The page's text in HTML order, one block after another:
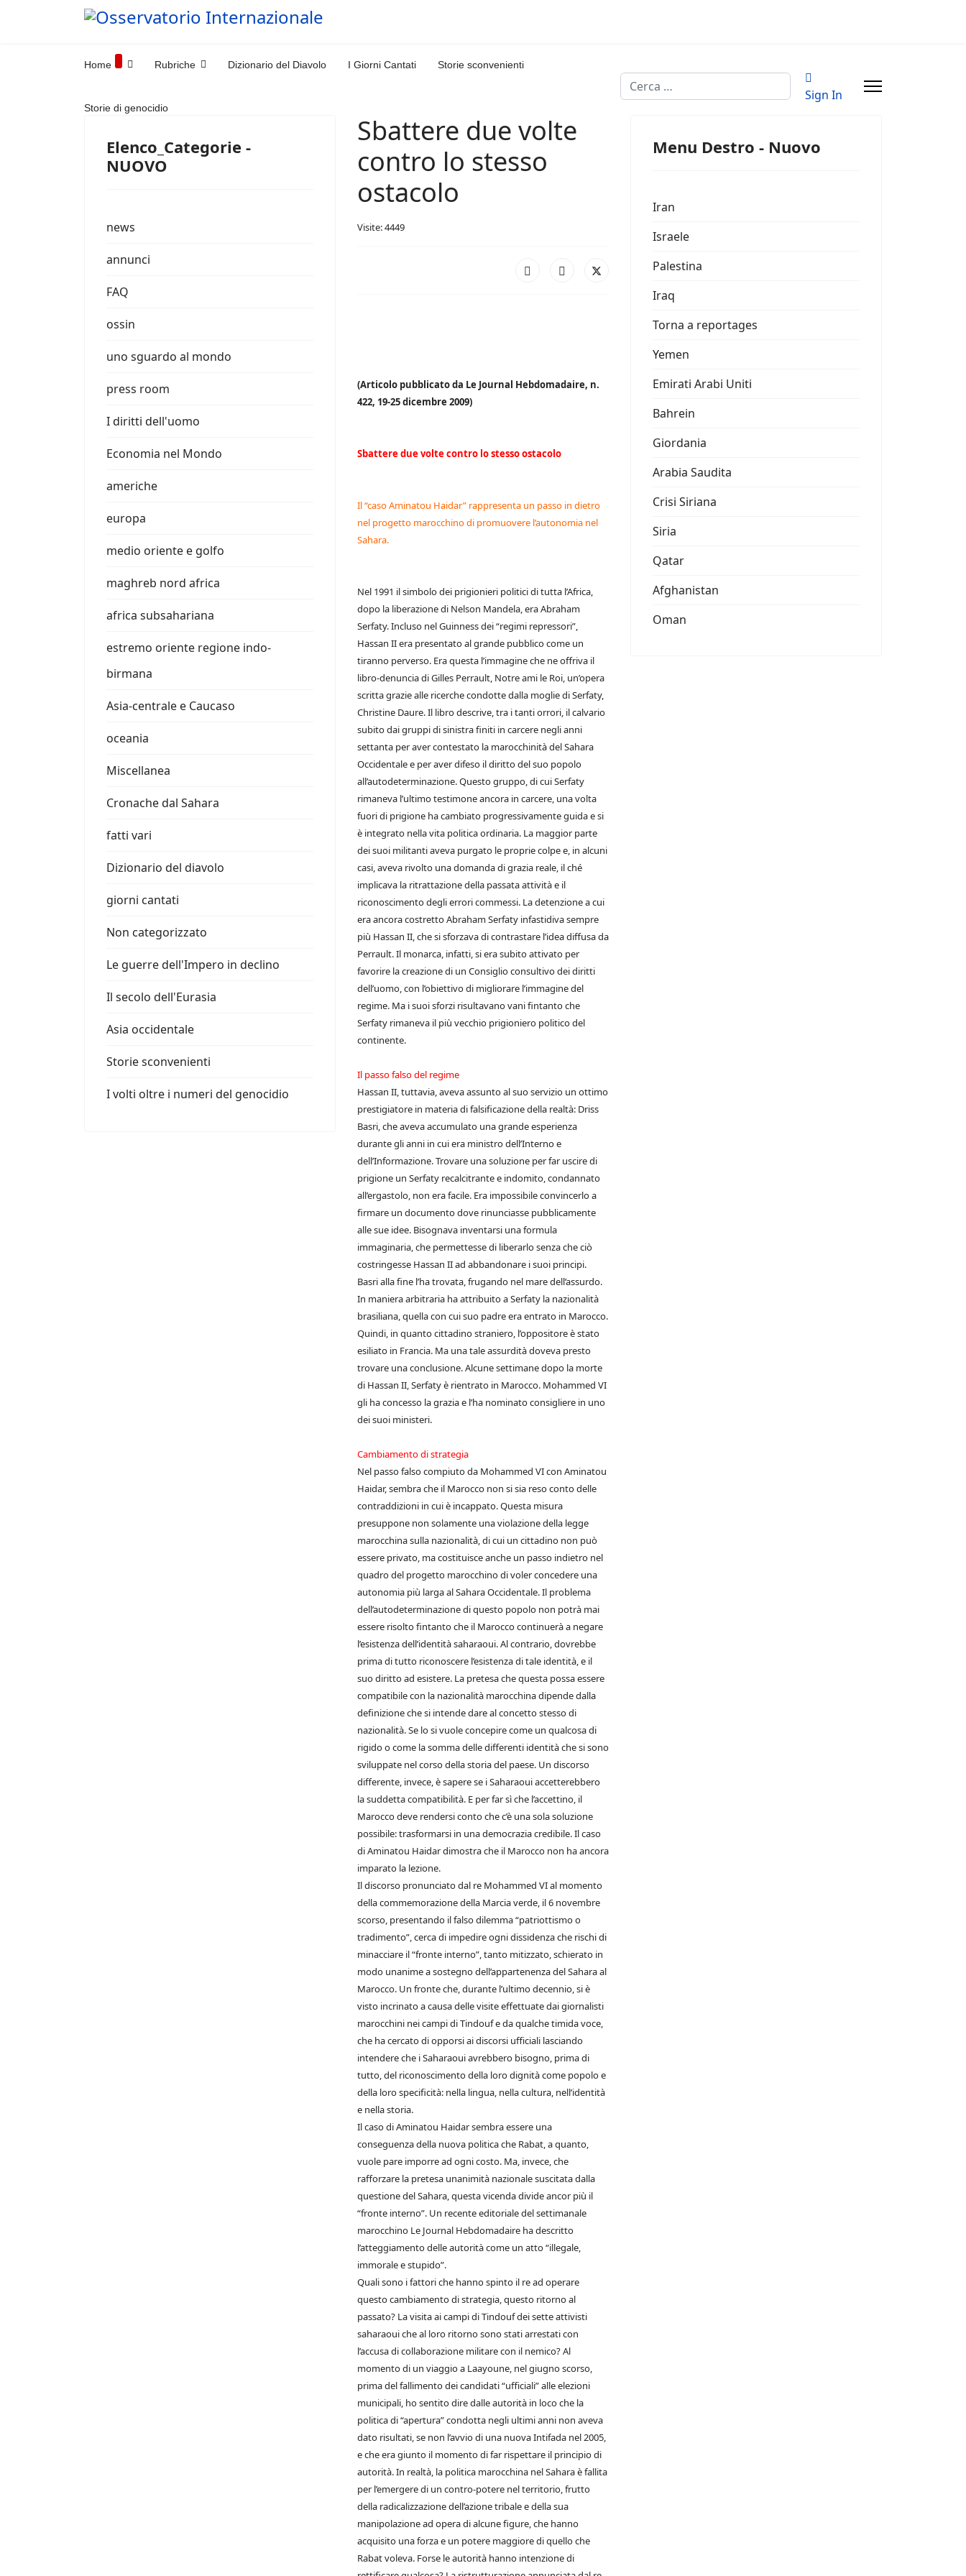
Home Rubriche Dizionario del Diavolo I Giorni Cantati Storie sconvenienti
Storie di genocidio
Cerca
Sign In
Elenco_Categorie -
NUOVO
news
annunci
FAQ
ossin
uno sguardo al mondo
press room
I diritti dell'uomo
Economia nel Mondo
americhe
europa
medio oriente e golfo
maghreb nord africa
africa subsahariana
estremo oriente regione indo-
birmana
Asia-centrale e Caucaso
oceania
Miscellanea
Cronache dal Sahara
fatti vari
Dizionario del diavolo
giorni cantati
Non categorizzato
Le guerre dell'Impero in declino
Il secolo dell'Eurasia
Asia occidentale
Storie sconvenienti
I volti oltre i numeri del genocidio
Sbattere due volte
contro lo stesso
ostacolo
Visite: 4449
(Articolo pubblicato da Le Journal Hebdomadaire, n.
422, 19-25 dicembre 2009)
Sbattere due volte contro lo stesso ostacolo
Il “caso Aminatou Haidar” rappresenta un passo in dietro
nel progetto marocchino di promuovere l’autonomia nel
Sahara.
Nel 1991 il simbolo dei prigionieri politici di tutta l’Africa,
dopo la liberazione di Nelson Mandela, era Abraham
Serfaty. Incluso nel Guinness dei “regimi repressori”,
Hassan II era presentato al grande pubblico come un
tiranno perverso. Era questa l’immagine che ne offriva il
libro-denuncia di Gilles Perrault, Notre ami le Roi, un’opera
scritta grazie alle ricerche condotte dalla moglie di Serfaty,
Christine Daure. Il libro descrive, tra i tanti orrori, il calvario
subito dai gruppi di sinistra finiti in carcere negli anni
settanta per aver contestato la marocchinità del Sahara
Occidentale e per aver difeso il diritto del suo popolo
all’autodeterminazione. Questo gruppo, di cui Serfaty
rimaneva l’ultimo testimone ancora in carcere, una volta
fuori di prigione ha cambiato progressivamente guida e si
è integrato nella vita politica ordinaria. La maggior parte
dei suoi militanti aveva purgato le proprie colpe e, in alcuni
casi, aveva rivolto una domanda di grazia reale, il ché
implicava la ritrattazione della passata attività e il
riconoscimento degli errori commessi. La detenzione a cui
era ancora costretto Abraham Serfaty infastidiva sempre
più Hassan II, che si sforzava di contrastare l’idea diffusa da
Perrault. Il monarca, infatti, si era subito attivato per
favorire la creazione di un Consiglio consultivo dei diritti
dell’uomo, con l’obiettivo di migliorare l’immagine del
regime. Ma i suoi sforzi risultavano vani fintanto che
Serfaty rimaneva il più vecchio prigioniero politico del
continente.
Il passo falso del regime
Hassan II, tuttavia, aveva assunto al suo servizio un ottimo
prestigiatore in materia di falsificazione della realtà: Driss
Basri, che aveva accumulato una grande esperienza
durante gli anni in cui era ministro dell’Interno e
dell’Informazione. Trovare una soluzione per far uscire di
prigione un Serfaty recalcitrante e indomito, condannato
all’ergastolo, non era facile. Era impossibile convincerlo a
firmare un documento dove rinunciasse pubblicamente
alle sue idee. Bisognava inventarsi una formula
immaginaria, che permettesse di liberarlo senza che ciò
costringesse Hassan II ad abbandonare i suoi principi.
Basri alla fine l’ha trovata, frugando nel mare dell’assurdo.
In maniera arbitraria ha attribuito a Serfaty la nazionalità
brasiliana, quella con cui suo padre era entrato in Marocco.
Quindi, in quanto cittadino straniero, l’oppositore è stato
esiliato in Francia. Ma una tale assurdità doveva presto
trovare una conclusione. Alcune settimane dopo la morte
di Hassan II, Serfaty è rientrato in Marocco. Mohammed VI
gli ha concesso la grazia e l’ha nominato consigliere in uno
dei suoi ministeri.
Cambiamento di strategia
Nel passo falso compiuto da Mohammed VI con Aminatou
Haidar, sembra che il Marocco non si sia reso conto delle
contraddizioni in cui è incappato. Questa misura
presuppone non solamente una violazione della legge
marocchina sulla nazionalità, di cui un cittadino non può
essere privato, ma costituisce anche un passo indietro nel
quadro del progetto marocchino di voler concedere una
autonomia più larga al Sahara Occidentale. Il problema
dell’autodeterminazione di questo popolo non potrà mai
essere risolto fintanto che il Marocco continuerà a negare
l’esistenza dell’identità saharaoui. Al contrario, dovrebbe
prima di tutto riconoscere l’esistenza di tale identità, e il
suo diritto ad esistere. La pretesa che questa possa essere
compatibile con la nazionalità marocchina dipende dalla
definizione che si intende dare al concetto stesso di
nazionalità. Se lo si vuole concepire come un qualcosa di
rigido o come la somma delle differenti identità che si sono
sviluppate nel corso della storia del paese. Un discorso
differente, invece, è sapere se i Saharaoui accetterebbero
la suddetta compatibilità. E per far sì che l’accettino, il
Marocco deve rendersi conto che c’è una sola soluzione
possibile: trasformarsi in una democrazia credibile. Il caso
di Aminatou Haidar dimostra che il Marocco non ha ancora
imparato la lezione.
Il discorso pronunciato dal re Mohammed VI al momento
della commemorazione della Marcia verde, il 6 novembre
scorso, presentando il falso dilemma “patriottismo o
tradimento”, cerca di impedire ogni dissidenza che rischi di
minacciare il “fronte interno”, tanto mitizzato, schierato in
modo unanime a sostegno dell’appartenenza del Sahara al
Marocco. Un fronte che, durante l’ultimo decennio, si è
visto incrinato a causa delle visite effettuate dai giornalisti
marocchini nei campi di Tindouf e da qualche timida voce,
che ha cercato di opporsi ai discorsi ufficiali lasciando
intendere che i Saharaoui avrebbero bisogno, prima di
tutto, del riconoscimento della loro dignità come popolo e
della loro specificità: nella lingua, nella cultura, nell’identità
e nella storia.
Il caso di Aminatou Haidar sembra essere una
conseguenza della nuova politica che Rabat, a quanto,
vuole pare imporre ad ogni costo. Ma, invece, che
rafforzare la pretesa unanimità nazionale suscitata dalla
questione del Sahara, questa vicenda divide ancor più il
“fronte interno”. Un recente editoriale del settimanale
marocchino Le Journal Hebdomadaire ha descritto
l’atteggiamento delle autorità come un atto “illegale,
immorale e stupido”.
Quali sono i fattori che hanno spinto il re ad operare
questo cambiamento di strategia, questo ritorno al
passato? La visita ai campi di Tindouf dei sette attivisti
saharaoui che al loro ritorno sono stati arrestati con
l’accusa di collaborazione militare con il nemico? Al
momento di un viaggio a Laayoune, nel giugno scorso,
prima del fallimento dei candidati “ufficiali” alle elezioni
municipali, ho sentito dire dalle autorità in loco che la
politica di “apertura” condotta negli ultimi anni non aveva
dato risultati, se non l’avvio di una nuova Intifada nel 2005,
e che era giunto il momento di far rispettare il principio di
autorità. In realtà, la politica marocchina nel Sahara è fallita
per l’emergere di un contro-potere nel territorio, frutto
della radicalizzazione dell’azione tribale e della sua
manipolazione ad opera di alcune figure, che hanno
acquisito una forza e un potere maggiore di quello che
Rabat voleva. Forse le autorità hanno intenzione di
Menu Destro - Nuovo
Iran
Israele
Palestina
Iraq
Torna a reportages
Yemen
Emirati Arabi Uniti
Bahrein
Giordania
Arabia Saudita
Crisi Siriana
Siria
Qatar
Afghanistan
Oman